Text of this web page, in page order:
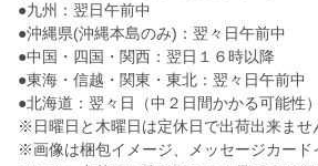
●九州：翌日午前中
●沖縄県(沖縄本島のみ)：翌々日午前中
●中国・四国・関西：翌日１６時以降
●東海・信越・関東・東北：翌々日午前中
●北海道：翌々日（中２日間かかる可能性）
※日曜日と木曜日は定休日で出荷出来ませ
※画像は梱包イメージ、メッセージカード